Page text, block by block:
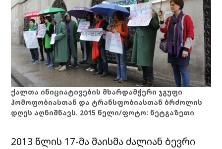
ქალთა ინიციატივების მხარდამჭერი ჯგუფი
ჰომოფობიასთან და ტრანსფობიასთან ბრძოლის
დღეს აღნიშნავს. 2015 წელი/ფოტო: ნეტგაზეთი
2013 წლის 17-მა მაისმა ძალიან ბევრი